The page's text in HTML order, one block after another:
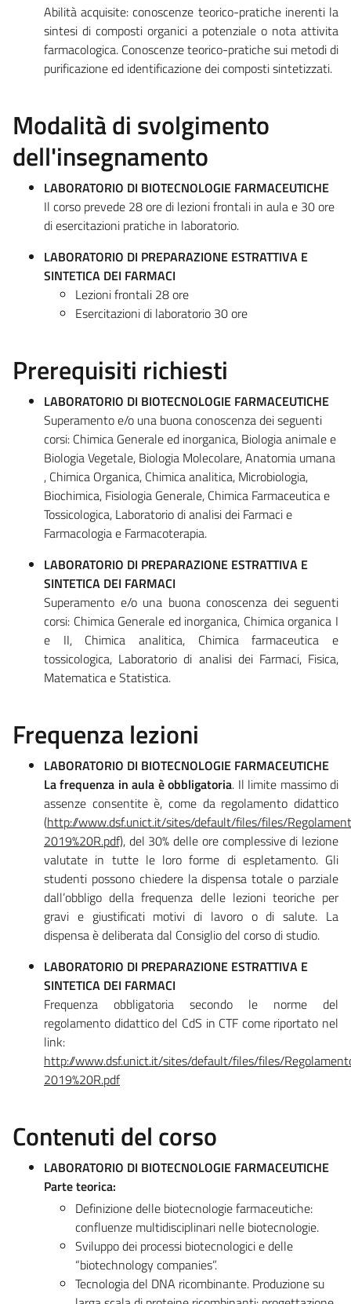
Abilità acquisite: conoscenze teorico-pratiche inerenti la
sintesi di composti organici a potenziale o nota attivita
farmacologica. Conoscenze teorico-pratiche sui metodi di
purificazione ed identificazione dei composti sintetizzati.
Modalità di svolgimento
dell'insegnamento
LABORATORIO DI BIOTECNOLOGIE FARMACEUTICHE
Il corso prevede 28 ore di lezioni frontali in aula e 30 ore
di esercitazioni pratiche in laboratorio.
LABORATORIO DI PREPARAZIONE ESTRATTIVA E
SINTETICA DEI FARMACI
Lezioni frontali 28 ore
Esercitazioni di laboratorio 30 ore
Prerequisiti richiesti
LABORATORIO DI BIOTECNOLOGIE FARMACEUTICHE
Superamento e/o una buona conoscenza dei seguenti
corsi: Chimica Generale ed inorganica, Biologia animale e
Biologia Vegetale, Biologia Molecolare, Anatomia umana
, Chimica Organica, Chimica analitica, Microbiologia,
Biochimica, Fisiologia Generale, Chimica Farmaceutica e
Tossicologica, Laboratorio di analisi dei Farmaci e
Farmacologia e Farmacoterapia.
LABORATORIO DI PREPARAZIONE ESTRATTIVA E
SINTETICA DEI FARMACI
Superamento e/o una buona conoscenza dei seguenti
corsi: Chimica Generale ed inorganica, Chimica organica I
e II, Chimica analitica, Chimica farmaceutica e
tossicologica, Laboratorio di analisi dei Farmaci, Fisica,
Matematica e Statistica.
Frequenza lezioni
LABORATORIO DI BIOTECNOLOGIE FARMACEUTICHE
La frequenza in aula è obbligatoria. Il limite massimo di
assenze consentite è, come da regolamento didattico
(http://www.dsf.unict.it/sites/default/files/files/
2019%20R.pdf), del 30% delle ore complessive di lezione
valutate in tutte le loro forme di espletamento. Gli
studenti possono chiedere la dispensa totale o parziale
dall’obbligo della frequenza delle lezioni teoriche per
gravi e giustificati motivi di lavoro o di salute. La
dispensa è deliberata dal Consiglio del corso di studio.
LABORATORIO DI PREPARAZIONE ESTRATTIVA E
SINTETICA DEI FARMACI
Frequenza obbligatoria secondo le norme del
regolamento didattico del CdS in CTF come riportato nel
link:
http://www.dsf.unict.it/sites/default/files/files/
2019%20R.pdf
Contenuti del corso
LABORATORIO DI BIOTECNOLOGIE FARMACEUTICHE
Parte teorica:
Definizione delle biotecnologie farmaceutiche:
confluenze multidisciplinari nelle biotecnologie.
Sviluppo dei processi biotecnologici e delle
“biotechnology companies”.
Tecnologia del DNA ricombinante. Produzione su